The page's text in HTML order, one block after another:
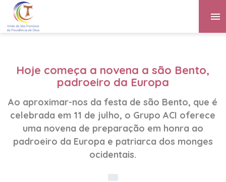
Hoje começa a novena a são Bento,
padroeiro da Europa
Ao aproximar-nos da festa de são Bento, que é
celebrada em 11 de julho, o Grupo ACI oferece
uma novena de preparação em honra ao
padroeiro da Europa e patriarca dos monges
ocidentais.